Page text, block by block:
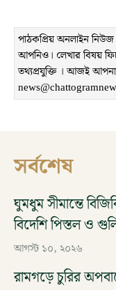
পাঠকপ্রিয় অনলাইন নিউজ
আপনিও। লেখার বিষয়
তথ্যপ্রযুক্তি । আজই
সর্বশেষ
ঘুমধুম সীমান্তে
বিদেশি পিস্তল ও
আগস্ট ১০, ২০২৬
রামগড়ে চুরির